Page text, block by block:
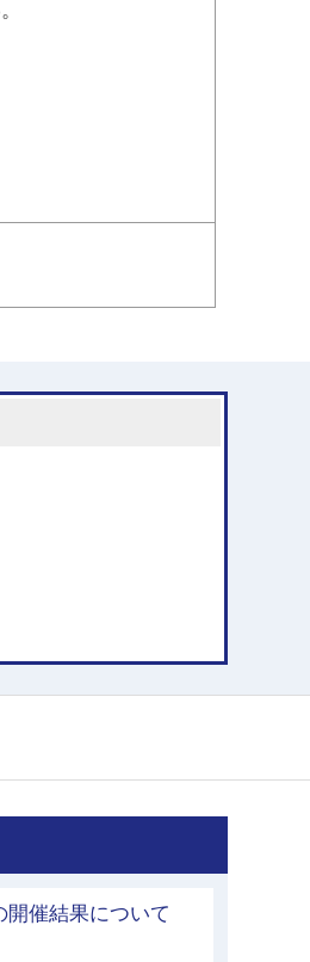
催結果について